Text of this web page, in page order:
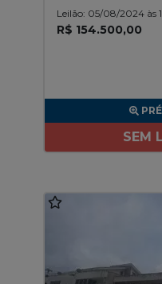
Dos Alpes, Vila
Leilão: 05/08/2024 às
R$ 154.500,00
SEM